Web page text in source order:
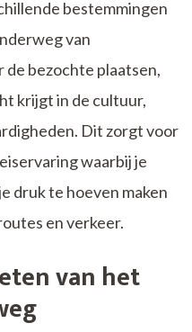
bestemmingen
van
bezochte plaatsen,
krijgt in de cultuur,
Dit zorgt voor
waarbij je
druk te hoeven maken
en verkeer.
van het